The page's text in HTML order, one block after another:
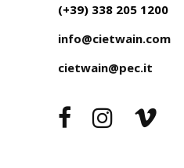
(+39) 338 205 1200
info@cietwain.com
cietwain@pec.it